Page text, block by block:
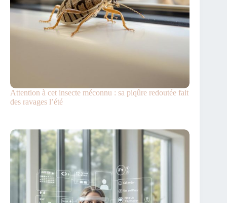
Attention à cet insecte méconnu : sa piqûre redoutée fait
des ravages l’été